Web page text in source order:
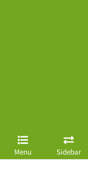
Menu Sidebar